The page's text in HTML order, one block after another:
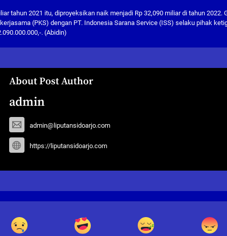
tahun 2021 itu, diproyeksikan naik menjadi Rp 32,090 miliar di tahun 2022.
(PKS) dengan PT. Indonesia Sarana Service (ISS) selaku pihak
. (Abidin)
About Post Author
admin
admin@liputansidoarjo.com
https://liputansidoarjo.com